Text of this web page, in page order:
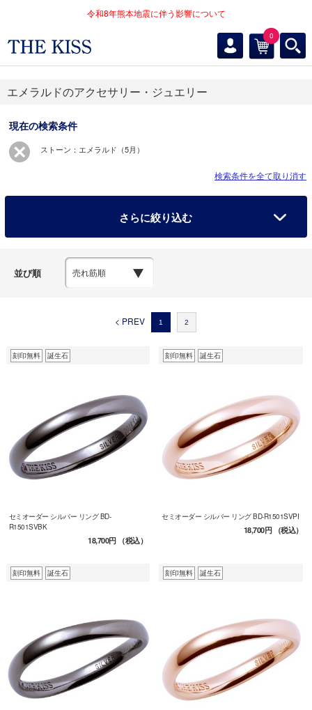
令和8年熊本地震に伴う影響について
0
エメラルドのアクセサリー・ジュエリー
現在の検索条件
ストーン：エメラルド（5月）
検索条件を全て取り消す
さらに絞り込む
並び順
< PREV 1 2
刻印無料 誕生石
セミオーダー シルバー リング BD-
R1501SVBK
18,700円（税込）
刻印無料 誕生石
セミオーダー シルバー リング BD-R1501SVPI
18,700円（税込）
刻印無料 誕生石 刻印無料 誕生石